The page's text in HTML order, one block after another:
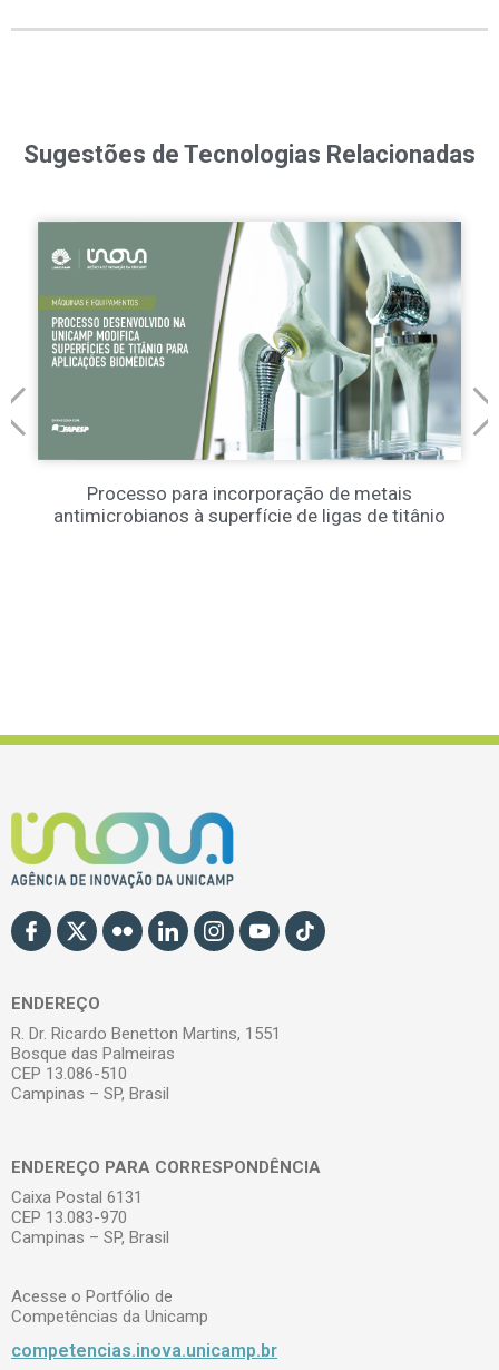
Sugestões de Tecnologias Relacionadas
Processo para incorporação de metais
antimicrobianos à superfície de ligas de titânio
ENDEREÇO
R. Dr. Ricardo Benetton Martins, 1551
Bosque das Palmeiras
CEP 13.086-510
Campinas – SP, Brasil
ENDEREÇO PARA CORRESPONDÊNCIA
Caixa Postal 6131
CEP 13.083-970
Campinas – SP, Brasil
Acesse o Portfólio de
Competências da Unicamp
competencias.inova.unicamp.br